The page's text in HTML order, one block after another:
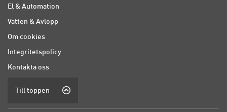
El & Automation
Vatten & Avlopp
Om cookies
Integritetspolicy
Kontakta oss
Till toppen